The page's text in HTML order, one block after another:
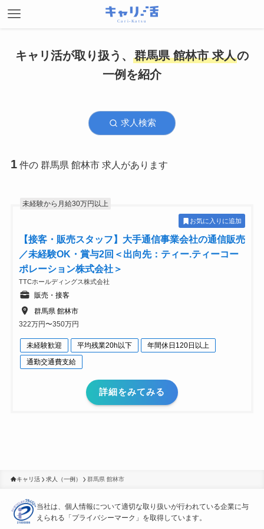
キャリ活が取り扱う、 群馬県 館林市 求人の
一例を紹介
求人検索
1 件の 群馬県 館林市 求人があります
未経験から月給30万円以上
お気に入りに追加
【接客・販売スタッフ】大手通信事業会社の通信販売
／未経験OK・賞与2回＜出向先：ティー.ティーコー
ポレーション株式会社＞
TTCホールディングス株式会社
販売・接客
群馬県 館林市
322万円〜350万円
未経験歓迎 平均残業20h以下
年間休日120日以上
通勤交通費支給
詳細をみてみる
キャリ活 求人（一例） 群馬県 館林市
当社は、個人情報について適切な取り扱いが行われている企業に与
えられる「プライバシーマーク」を取得しています。